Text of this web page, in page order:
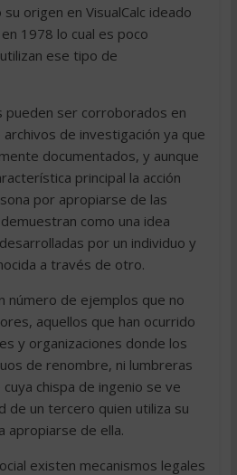
origen en VisualCalc ideado
1978 lo cual es poco
ese tipo de
pueden ser corroborados en
de investigación ya que
documentados, y aunque
principal la acción
por apropiarse de las
como una idea
por un individuo y
a través de otro.
número de ejemplos que no
aquellos que han ocurrido
y organizaciones donde los
de renombre, ni lumbreras
chispa de ingenio se ve
de un tercero quien utiliza su
apropiarse de ella.
existen mecanismos legales